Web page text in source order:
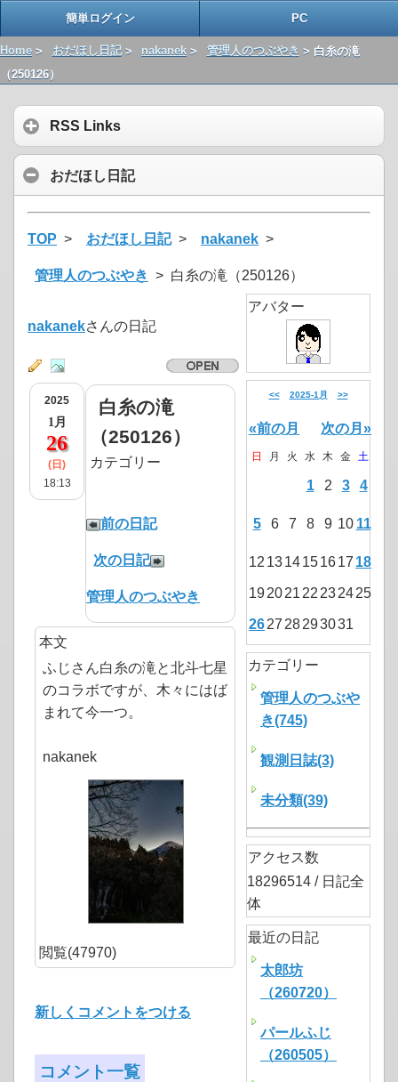
簡単ログイン PC
Home > おだほし日記> nakanek > 管理人のつぶやき > 白糸の滝
（250126）
RSS Links
おだほし日記
TOP > おだほし日記> nakanek >
管理人のつぶやき > 白糸の滝（250126）
nakanekさんの日記
2025
1月
26
(日)
18:13
白糸の滝
（250126）
前の日記
次の日記
カテゴリー
管理人のつぶやき
本文
ふじさん白糸の滝と北斗七星
のコラボですが、木々にはば
まれて今一つ。
nakanek
閲覧(47970)
新しくコメントをつける
コメント一覧
アバター
<< 2025-1月 >>
«前の月 次の月»
日 月 火 水 木 金 土
1 2 3 4
5 6 7 8 9 10 11
12 1314151617 18
192021 22 232425
2627 28293031
カテゴリー
管理人のつぶや
き(745)
観測日誌(3)
未分類(39)
アクセス数
18296514 / 日記全
体
最近の日記
太郎坊
（260720）
パールふじ
（260505）